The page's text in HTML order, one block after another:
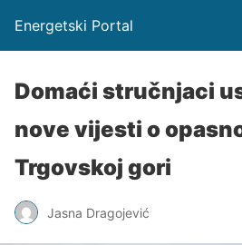
Energetski Portal
Domaći stručnjaci
nove vijesti o
Trgovskoj gori
Jasna Dragojević